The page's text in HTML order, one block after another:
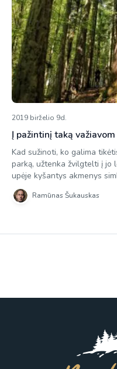
2019 birželio 9d.
Į pažintinį taką
Kad sužinoti, ko galima
parką, užtenka žvilgtelti į jo
upėje kyšantys akmenys
Jūros ir Akmenos upėse
dalyje nupiešti kabantys
Ramūnas Šukauskas